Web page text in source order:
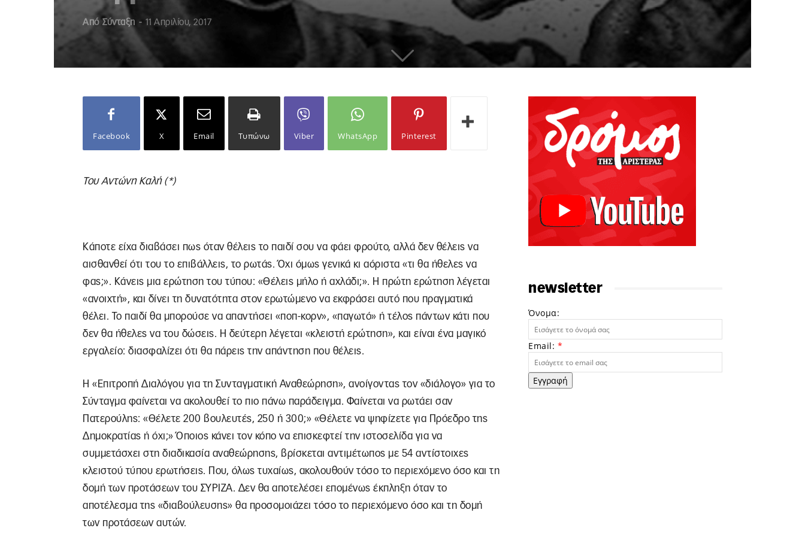
Από Σύνταξη - 11 Απριλίου, 2017
Facebook X Email Τυπώνω Viber WhatsApp Pinterest
Του Αντώνη Καλή (*)
Κάποτε είχα διαβάσει πως όταν θέλεις το παιδί σου να φάει φρούτο, αλλά δεν θέλεις να
αισθανθεί ότι του το επιβάλλεις, το ρωτάς. Όχι όμως γενικά κι αόριστα «τι θα ήθελες να
φας;». Κάνεις μια ερώτηση του τύπου: «Θέλεις μήλο ή αχλάδι;». Η πρώτη ερώτηση λέγεται
«ανοιχτή», και δίνει τη δυνατότητα στον ερωτώμενο να εκφράσει αυτό που πραγματικά
θέλει. Το παιδί θα μπορούσε να απαντήσει «ποπ-κορν», «παγωτό» ή τέλος πάντων κάτι που
δεν θα ήθελες να του δώσεις. Η δεύτερη λέγεται «κλειστή ερώτηση», και είναι ένα μαγικό
εργαλείο: διασφαλίζει ότι θα πάρεις την απάντηση που θέλεις.
Η «Επιτροπή Διαλόγου για τη Συνταγματική Αναθεώρηση», ανοίγοντας τον «διάλογο» για το
Σύνταγμα φαίνεται να ακολουθεί το πιο πάνω παράδειγμα. Φαίνεται να ρωτάει σαν
Πατερούλης: «Θέλετε 200 βουλευτές, 250 ή 300;» «Θέλετε να ψηφίζετε για Πρόεδρο της
Δημοκρατίας ή όχι;» Όποιος κάνει τον κόπο να επισκεφτεί την ιστοσελίδα για να
συμμετάσχει στη διαδικασία αναθεώρησης, βρίσκεται αντιμέτωπος με 54 αντίστοιχες
κλειστού τύπου ερωτήσεις. Που, όλως τυχαίως, ακολουθούν τόσο το περιεχόμενο όσο και τη
δομή των προτάσεων του ΣΥΡΙΖΑ. Δεν θα αποτελέσει επομένως έκπληξη όταν το
αποτέλεσμα της «διαβούλευσης» θα προσομοιάζει τόσο το περιεχόμενο όσο και τη δομή
των προτάσεων αυτών.
newsletter
Όνομα:
Email: *
Εγγραφή